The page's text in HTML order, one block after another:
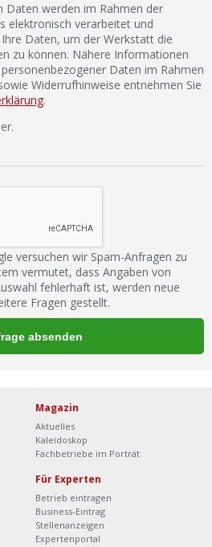
Daten werden im Rahmen der
elektronisch verarbeitet und
Daten, um der Werkstatt die
zu können. Nähere Informationen
Daten im Rahmen
Widerrufhinweise entnehmen Sie
.
versuchen wir Spam-Anfragen zu
vermutet, dass Angaben von
fehlerhaft ist, werden neue
Fragen gestellt.
Magazin
Aktuelles
Kaleidoskop
Fachbetriebe im Porträt
Für Experten
Betrieb eintragen
Business-Eintrag
Stellenanzeigen
Expertenportal